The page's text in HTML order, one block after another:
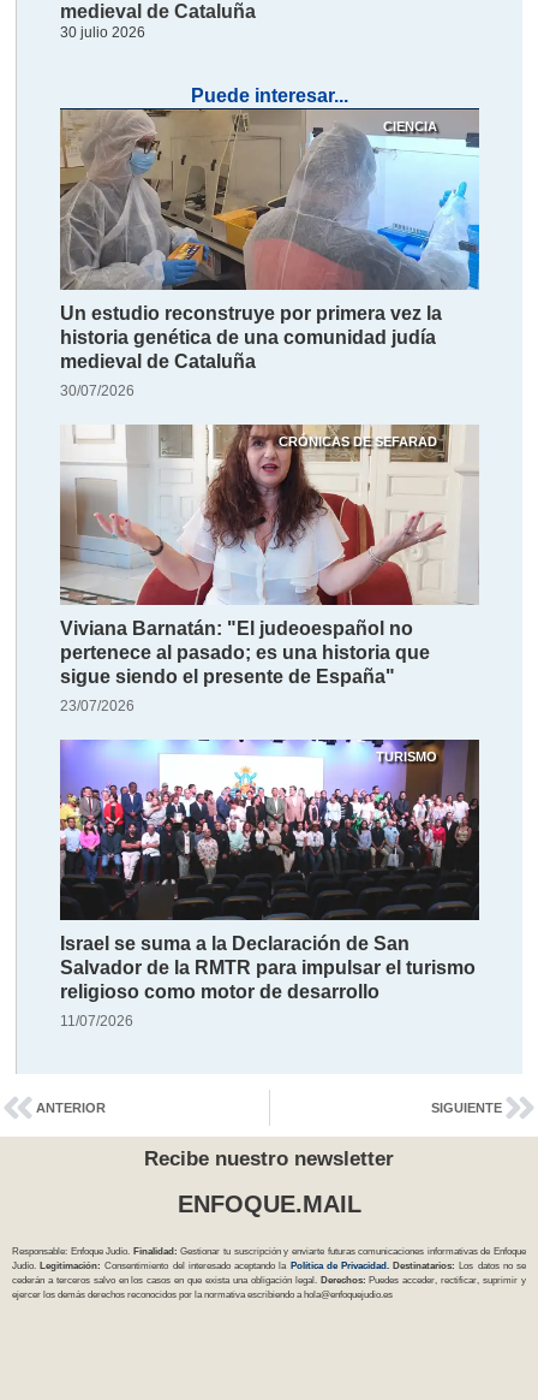
medieval de Cataluña
30 julio 2026
Puede interesar...
CIENCIA
Un estudio reconstruye por primera vez la
historia genética de una comunidad judía
medieval de Cataluña
30/07/2026
CRÓNICAS DE SEFARAD
Viviana Barnatán: "El judeoespañol no
pertenece al pasado; es una historia que
sigue siendo el presente de España"
23/07/2026
TURISMO
Israel se suma a la Declaración de San
Salvador de la RMTR para impulsar el turismo
religioso como motor de desarrollo
11/07/2026
ANTERIOR SIGUIENTE
Recibe nuestro newsletter
ENFOQUE.MAIL
Responsable: Enfoque Judío. Finalidad: Gestionar tu suscripción y enviarte futuras comunicaciones informativas de Enfoque
Judío. Legitimación: Consentimiento del interesado aceptando la Política de Privacidad . Destinatarios: Los datos no se
cederán a terceros salvo en los casos en que exista una obligación legal. Derechos: Puedes acceder, rectificar, suprimir y
ejercer los demás derechos reconocidos por la normativa escribiendo a hola@enfoquejudio.es